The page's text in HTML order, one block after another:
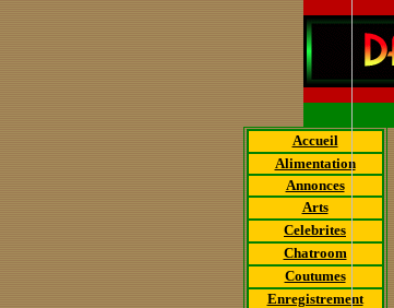
Accueil
Alimentation
Annonces
Arts
Celebrites
Chatroom
Coutumes
Enregistrement